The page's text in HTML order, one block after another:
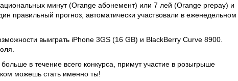
минут (Orange абонемент) или 7 лей (Orange prepay) и
правильный прогноз, автоматически участвовали в еженедельном
выиграть iPhone 3GS (16 GB) и BlackBerry Curve 8900.
в течение всего конкурса, примут участие в розыгрыше
можешь стать именно ты!